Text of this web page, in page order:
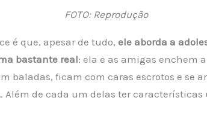
FOTO: Reprodução
é que, apesar de tudo, ele aborda a
bastante real: ela e as amigas enchem
baladas, ficam com caras escrotos e se
Além de cada um delas ter características